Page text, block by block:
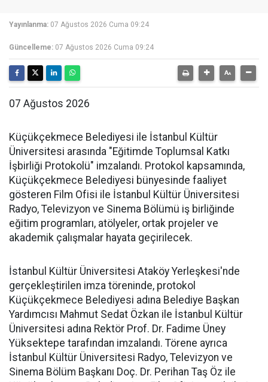
Yayınlanma: 07 Ağustos 2026 Cuma 09:24
Güncelleme: 07 Ağustos 2026 Cuma 09:24
07 Ağustos 2026
Küçükçekmece Belediyesi ile İstanbul Kültür
Üniversitesi arasında "Eğitimde Toplumsal Katkı
İşbirliği Protokolü" imzalandı. Protokol kapsamında,
Küçükçekmece Belediyesi bünyesinde faaliyet
gösteren Film Ofisi ile İstanbul Kültür Üniversitesi
Radyo, Televizyon ve Sinema Bölümü iş birliğinde
eğitim programları, atölyeler, ortak projeler ve
akademik çalışmalar hayata geçirilecek.
İstanbul Kültür Üniversitesi Ataköy Yerleşkesi'nde
gerçekleştirilen imza töreninde, protokol
Küçükçekmece Belediyesi adına Belediye Başkan
Yardımcısı Mahmut Sedat Özkan ile İstanbul Kültür
Üniversitesi adına Rektör Prof. Dr. Fadime Üney
Yüksektepe tarafından imzalandı. Törene ayrıca
İstanbul Kültür Üniversitesi Radyo, Televizyon ve
Sinema Bölüm Başkanı Doç. Dr. Perihan Taş Öz ile